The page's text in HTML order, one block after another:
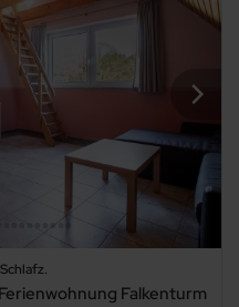
Falkenturm